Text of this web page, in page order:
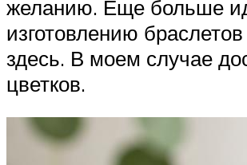
желанию. Еще больше
изготовлению
здесь. В моем случае
цветков.